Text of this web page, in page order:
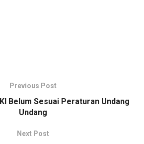
Previous Post
Belum Sesuai Peraturan Undang
Undang
Next Post